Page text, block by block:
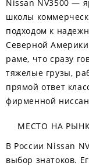
Nissan NV3500 —
школы
подходом к
Северной
раме, что сразу
тяжелые грузы,
прямой ответ
фирменной
МЕСТО НА
В России Nissan
выбор знатоков.